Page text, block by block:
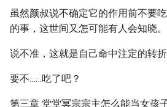
虽然颜叔说不确定它的作用前不要
的事，这世间又怎可能有人会知晓。
说不准，这就是自己命中注定的转折
要不……吃了吧？
第三章 堂堂冥宗宗主怎么能当女孩